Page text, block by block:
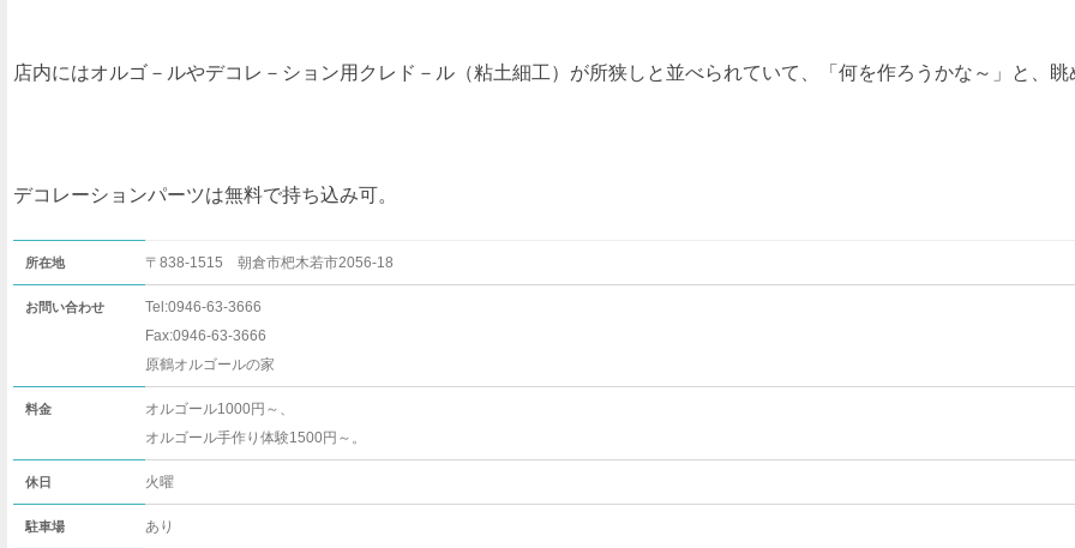
店内にはオルゴ－ルやデコレ－ション用クレド－ル（粘土細工）が所狭しと並べられていて、「何を作ろうかな～」と、眺
デコレーションパーツは無料で持ち込み可。
所在地 〒838-1515 朝倉市杷木若市2056-18
お問い合わせ
Tel:0946-63-3666
Fax:0946-63-3666
原鶴オルゴールの家
料金
オルゴール1000円～、
オルゴール手作り体験1500円～。
休日 火曜
駐車場 あり